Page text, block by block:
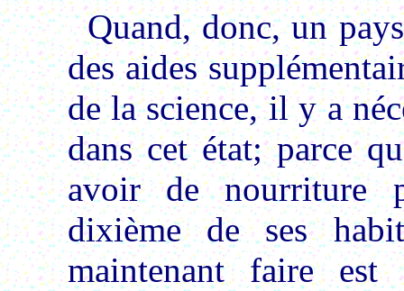
Quand, donc, un
des aides
de la science, il y a
dans cet état; parce
avoir de nourriture
dixième de ses
maintenant faire